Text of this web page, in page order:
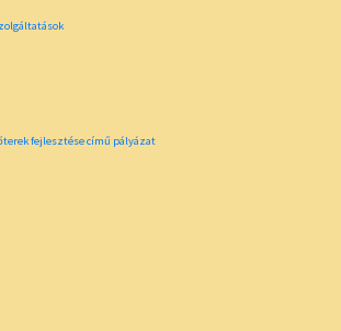
fejlesztése című pályázat